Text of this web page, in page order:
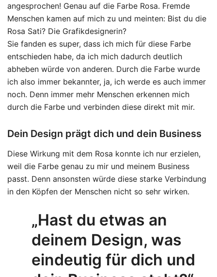
angesprochen! Genau auf die Farbe Rosa. Fremde
Menschen kamen auf mich zu und meinten: Bist du die
Rosa Sati? Die Grafikdesignerin?
Sie fanden es super, dass ich mich für diese Farbe
entschieden habe, da ich mich dadurch deutlich
abheben würde von anderen. Durch die Farbe wurde
ich also immer bekannter, ja, ich werde es auch immer
noch. Denn immer mehr Menschen erkennen mich
durch die Farbe und verbinden diese direkt mit mir.
Dein Design prägt dich und dein Business
Diese Wirkung mit dem Rosa konnte ich nur erzielen,
weil die Farbe genau zu mir und meinem Business
passt. Denn ansonsten würde diese starke Verbindung
in den Köpfen der Menschen nicht so sehr wirken.
„Hast du etwas an
deinem Design, was
eindeutig für dich und